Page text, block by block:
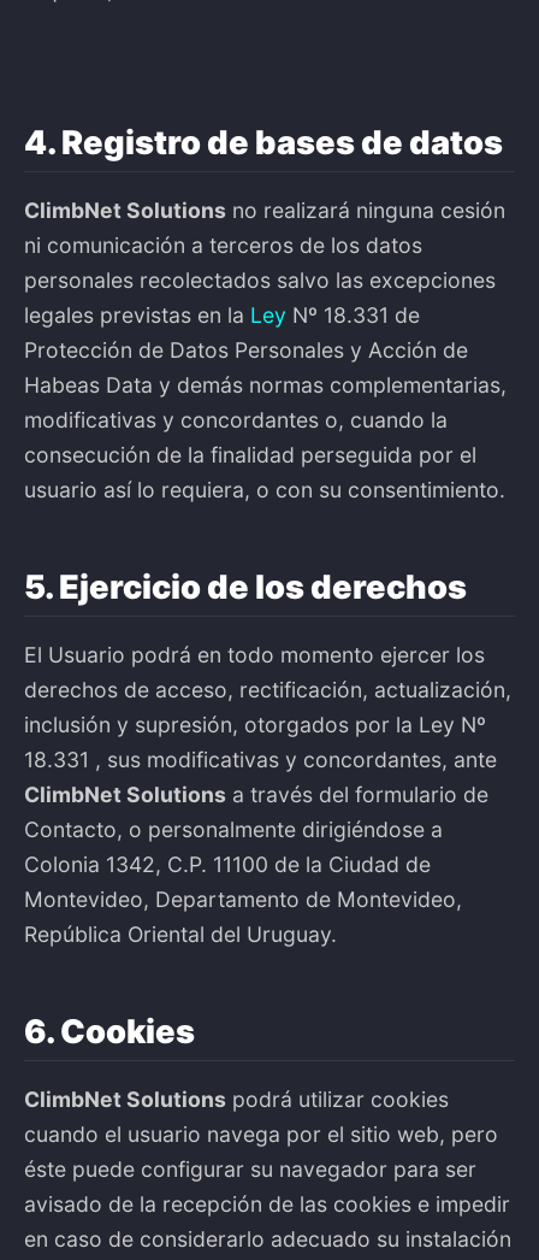
4. Registro de bases de datos
ClimbNet Solutions no realizará ninguna cesión
ni comunicación a terceros de los datos
personales recolectados salvo las excepciones
legales previstas en la Ley Nº 18.331 de
Protección de Datos Personales y Acción de
Habeas Data y demás normas complementarias,
modificativas y concordantes o, cuando la
consecución de la finalidad perseguida por el
usuario así lo requiera, o con su consentimiento.
5. Ejercicio de los derechos
El Usuario podrá en todo momento ejercer los
derechos de acceso, rectificación, actualización,
inclusión y supresión, otorgados por la Ley Nº
18.331 , sus modificativas y concordantes, ante
ClimbNet Solutions a través del formulario de
Contacto, o personalmente dirigiéndose a
Colonia 1342, C.P. 11100 de la Ciudad de
Montevideo, Departamento de Montevideo,
República Oriental del Uruguay.
6. Cookies
ClimbNet Solutions podrá utilizar cookies
cuando el usuario navega por el sitio web, pero
éste puede configurar su navegador para ser
avisado de la recepción de las cookies e impedir
en caso de considerarlo adecuado su instalación